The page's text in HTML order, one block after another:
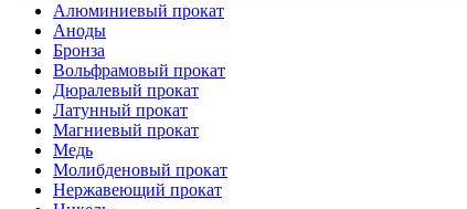
Алюминиевый прокат
Аноды
Бронза
Вольфрамовый прокат
Дюралевый прокат
Латунный прокат
Магниевый прокат
Медь
Молибденовый прокат
Нержавеющий прокат